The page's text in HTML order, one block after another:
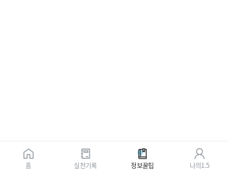
홈 실천기록 정보꿀팁 나의1.5